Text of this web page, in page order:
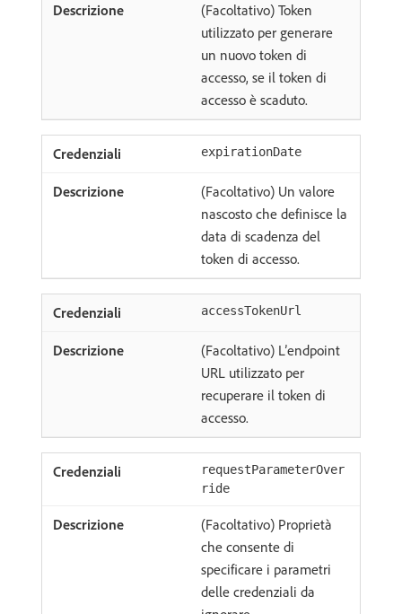
(Facoltativo) Token
utilizzato per generare
un nuovo token di
accesso, se il token di
accesso è scaduto.
expirationDate
(Facoltativo) Un valore
nascosto che definisce la
data di scadenza del
token di accesso.
accessTokenUrl
(Facoltativo) L’endpoint
URL utilizzato per
recuperare il token di
accesso.
requestParameterOver
ride
(Facoltativo) Proprietà
che consente di
specificare i parametri
delle credenziali da